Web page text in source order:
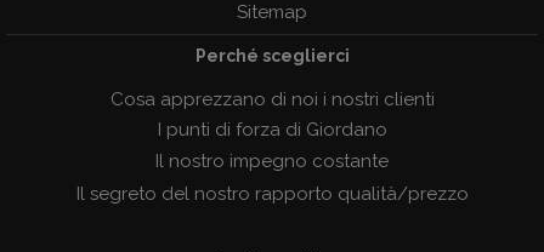
Sitemap
Perché sceglierci
Cosa apprezzano di noi i nostri clienti
I punti di forza di Giordano
Il nostro impegno costante
Il segreto del nostro rapporto qualità/prezzo